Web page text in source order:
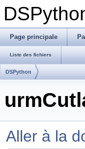
Page principale
Liste des fichiers
DSPython
Aller à la